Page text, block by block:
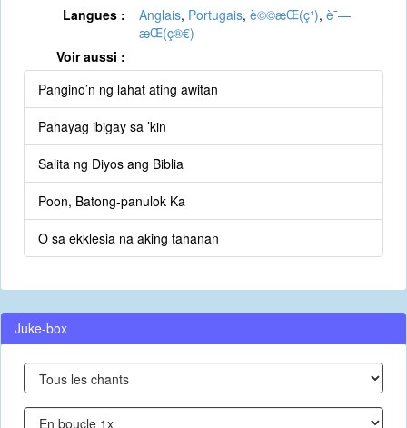
Langues : Anglais, Portugais, è©©æ­Œ(ç¹), è¯—
æ­Œ(ç®€)
Voir aussi :
Pangino’n ng lahat ating awitan
Pahayag ibigay sa ’kin
Salita ng Diyos ang Biblia
Poon, Batong-panulok Ka
O sa ekklesia na aking tahanan
Juke-box